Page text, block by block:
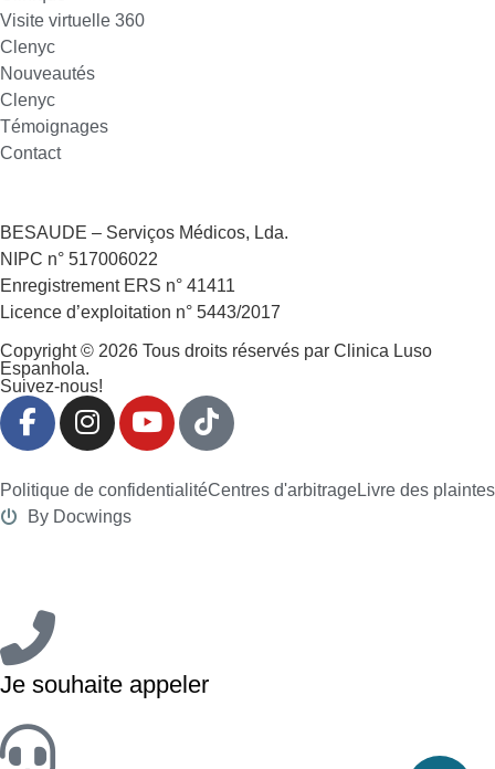
Visite virtuelle 360
Clenyc
Nouveautés
Clenyc
Témoignages
Contact
BESAUDE – Serviços Médicos, Lda.
NIPC n° 517006022
Enregistrement ERS n° 41411
Licence d’exploitation n° 5443/2017
Copyright © 2026 Tous droits réservés par Clinica Luso
Espanhola.
Suivez-nous!
Politique de confidentialitéCentres d'arbitrageLivre des plaintes
By Docwings
Je souhaite appeler